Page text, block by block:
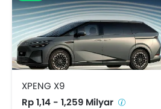
XPENG X9
Rp 1,14 - 1,259 Milyar